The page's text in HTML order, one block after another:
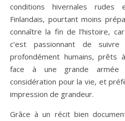
conditions hivernales
Finlandais, pourtant moins
connaître la fin de l’histoire,
c’est passionnant de
profondément humains,
face à une grande armée
considération pour la vie, et
impression de grandeur.
Grâce à un récit bien